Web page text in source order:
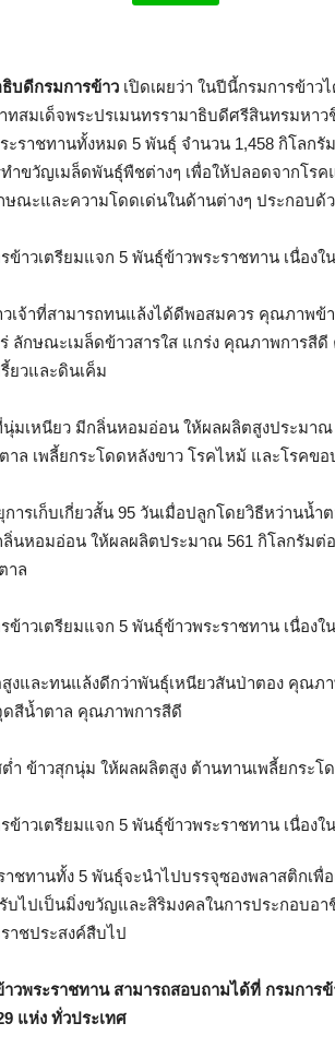
บดีกรมการข้าว เปิดเผยว่า ในปีนี้กรมการข้าว
สมเด็จพระปรเมนทรรามาธิบดีศรีสินทรมหาว
ราชทานทั้งหมด 5 พันธุ์ จำนวน 1,458 กิโลกรั
ำขวัญเมล็ดพันธุ์พืชต่างๆ เพื่อให้ปลอดจากโร
ณะและความโดดเด่นในด้านต่างๆ ประกอบด้
วเจ้าที่สามารถทนแล้งได้ดีพอสมควร คุณภาพ
ลักษณะเมล็ดข้าวสารใส แกร่ง คุณภาพการ
ยวและดินเค็ม
นุ่มเหนียว มีกลิ่นหอมอ่อน ให้ผลผลิตสูงประมาณ
าล เพลี้ยกระโดดหลังขาว โรคไหม้ และโรคขอ
การเก็บเกี่ยวสั้น 95 วันเมื่อปลูกโดยวิธีหว่านน้
นหอมอ่อน ให้ผลผลิตประมาณ 561 กิโลกรัมต่
าล
สูงและทนแล้งดีกว่าพันธุ์เหนียวสันป่าตอง คุณ
ดสีน้ำตาล คุณภาพการสีดี
ำ ข้าวสุกนุ่ม ให้ผลผลิตสูง ต้านทานเพลี้ยกระโ
าชทานทั้ง 5 พันธุ์จะนำไปบรรจุซองพลาสติกเพื่
บไปเป็นมิ่งขวัญและสิริมงคลในการประกอบอ
าชประสงค์สืบไป
วพระราชทาน สามารถสอบถามได้ที่ กรมการ
แห่ง ทั่วประเทศ